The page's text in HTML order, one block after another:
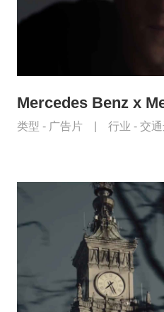
Mercedes Benz x
类型 - 广告片 行业 - 交